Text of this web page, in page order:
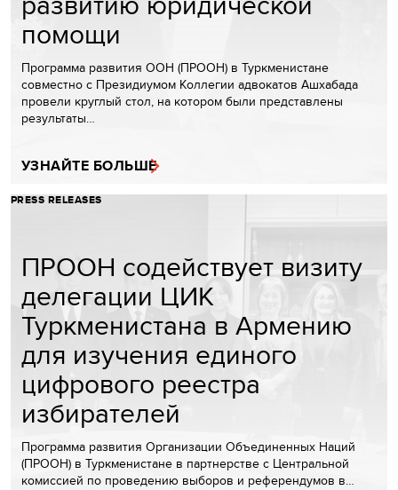
помощи
Программа развития ООН (ПРООН) в Туркменистане
совместно с Президиумом Коллегии адвокатов Ашхабада
провели круглый стол, на котором были представлены
результаты…
УЗНАЙТЕ БОЛЬШЕ
PRESS RELEASES
ПРООН содействует визиту
делегации ЦИК
Туркменистана в Армению
для изучения единого
цифрового реестра
избирателей
Программа развития Организации Объединенных Наций
(ПРООН) в Туркменистане в партнерстве с Центральной
комиссией по проведению выборов и референдумов в…